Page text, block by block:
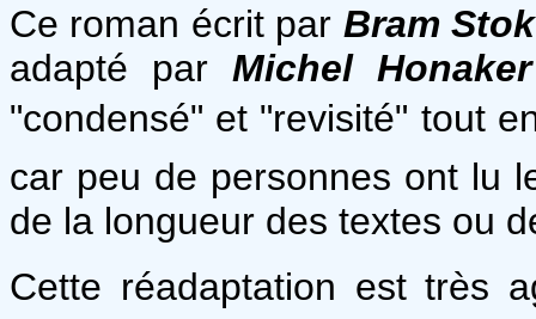
Ce roman écrit par Bram
adapté par Michel Honaker
"condensé" et "revisité" tout
car peu de personnes ont lu
de la longueur des textes ou
Cette réadaptation est très